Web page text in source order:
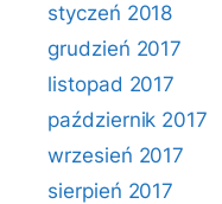
styczeń 2018
grudzień 2017
listopad 2017
październik 2017
wrzesień 2017
sierpień 2017